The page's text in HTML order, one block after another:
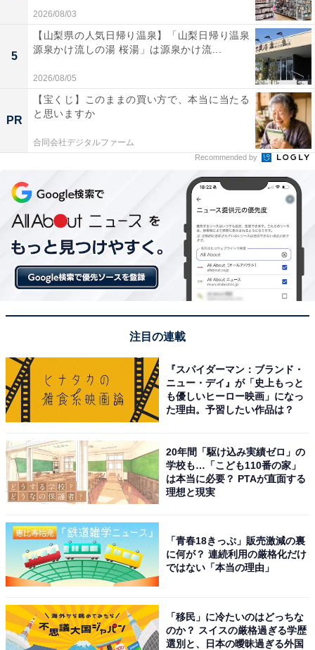
「牛乳でつくる いちごみるくの素」と牛乳の割合を1対2にするのが基本
牛乳で割るときには、「牛乳でつくる いちごみるくの
ようです。もっと濃くしたい場合には「牛乳でつくる い
ちごみるくの素」を多く入れれば良いですし、少しイチ
ゴの風味を抑えたい場合には牛乳を多く入れればいいだ
け。こういった調節ができるのも、瓶入りの「牛乳でつ
くる いちごみるくの素」のメリットですよね。
2026/08/03
5
【山梨県の人気日帰り温泉】「山梨日帰り温泉
源泉かけ流しの湯 桜湯」は源泉かけ流...
2026/08/05
PR
【宝くじ】このままの買い方で、本当に当たる
と思いますか
合同会社デジタルファーム
Recommended by
注目の連載
『スパイダーマン：ブランド・
ニュー・デイ』が「史上もっと
も優しいヒーロー映画」になっ
た理由。予習したい作品は？
20年間「駆け込み実績ゼロ」の
学校も…「こども110番の家」
は本当に必要？ PTAが直面する
理想と現実
「青春18きっぷ」販売激減の裏
に何が？ 連続利用の厳格化だけ
ではない「本当の理由」
「移民」に冷たいのはどっちな
のか？ スイスの厳格過ぎる学歴
選別と、日本の曖昧過ぎる外国